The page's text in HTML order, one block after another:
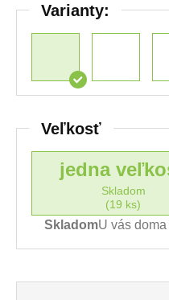
Varianty:
Veľkosť
jedna
Skladom
(19 ks)
SkladomU vás